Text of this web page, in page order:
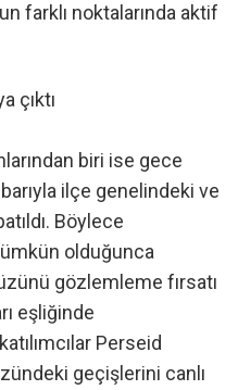
farklı noktalarında aktif
çıktı
biri ise gece
ilçe genelindeki ve
Böylece
olduğunca
gözlemleme fırsatı
eşliğinde
Perseid
geçişlerini canlı